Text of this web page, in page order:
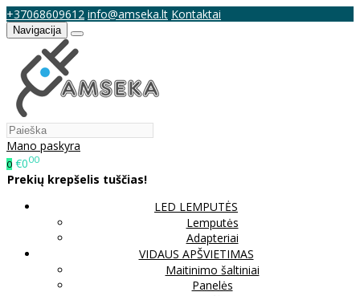
+37068609612 info@amseka.lt Kontaktai
Navigacija
Mano paskyra
0 €000
Prekių krepšelis tuščias!
LED LEMPUTĖS
Lemputės
Adapteriai
VIDAUS APŠVIETIMAS
Maitinimo šaltiniai
Panelės